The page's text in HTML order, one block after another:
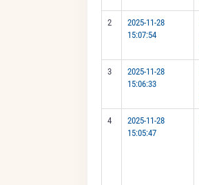
2
2025-11-28
15:07:54
3
2025-11-28
15:06:33
4
2025-11-28
15:05:47